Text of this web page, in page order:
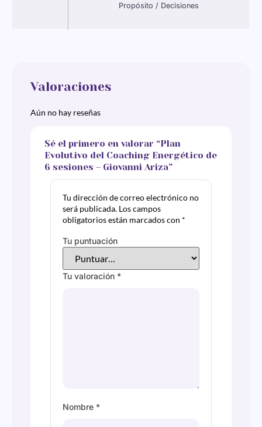
Propósito / Decisiones
Valoraciones
Aún no hay reseñas
Sé el primero en valorar “Plan
Evolutivo del Coaching Energético de
6 sesiones – Giovanni Ariza”
Tu dirección de correo electrónico no
será publicada. Los campos
obligatorios están marcados con *
Tu puntuación
Tu valoración *
Nombre *